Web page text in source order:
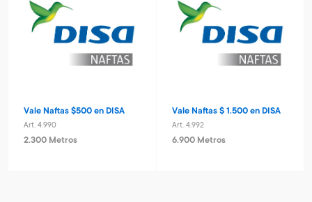
Vale Naftas $500 en DISA
Art. 4.990
2.300 Metros
Vale Naftas $ 1.500 en DISA
Art. 4.992
6.900 Metros